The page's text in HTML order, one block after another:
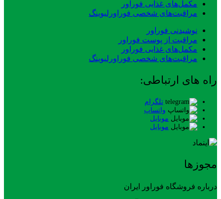
مکمل‌های غذایی فوراور
مراقبت‌های شخصی فوراورلیوینگ
نوشیدنی فوراور
مراقبت از پوست فوراور
مکمل‌های غذایی فوراور
مراقبت‌های شخصی فوراورلیوینگ
راه های ارتباطی:
تلگرام
واتساپ
موبایل
موبایل
مجوزها
درباره فروشگاه فوراور ایران